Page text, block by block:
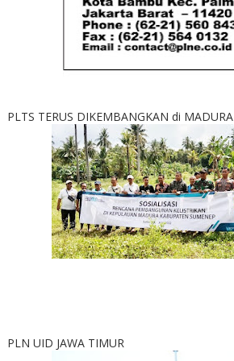
PLTS TERUS DIKEMBANGKAN di MADURA
PLN UID JAWA TIMUR